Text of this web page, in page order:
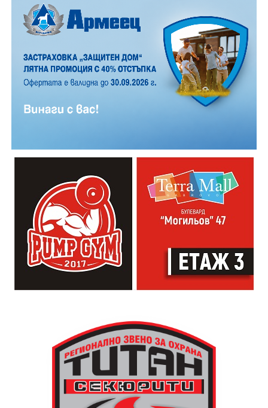
12 АВГУСТ (сряда)
19:00ч. „Книга за книга“ – донеси книга, вземи си
друга, обсъди заглавия и автори с други читатели
20:00ч. Концерт на група МОЛЕЦ, GoGo,
Zov&Vakavliev, Toria
21:30ч. Коктейли и музика
които свират на китара, да се включат – независимо
от професионалното им ниво. Събитието е различно
– то не е концерт, а споделено преживяване, в което
всеки участва по свой начин. Няма сцена или
официална програма, няма предварително обявени
изпълнители и разделение между публика и
артисти. Всеки е добре дошъл да пее, свири или
просто да преживее звездопад, изпълнен с музика,
падащи звезди и желания.
транспорт до местността Градище. Електрическият
автобус ще тръгне в 19:30 ч. от пл. „Възраждане“, а
обратно към града в 00:00 ч. – от паркинга до
поляната. Вземете със себе си връхна дреха и одеяло
или шалте! За повече информация тел. 0887907075.